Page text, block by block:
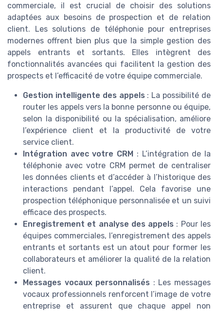
commerciale, il est crucial de choisir des solutions
adaptées aux besoins de prospection et de relation
client. Les solutions de téléphonie pour entreprises
modernes offrent bien plus que la simple gestion des
appels entrants et sortants. Elles intègrent des
fonctionnalités avancées qui facilitent la gestion des
prospects et l’efficacité de votre équipe commerciale.
Gestion intelligente des appels : La possibilité de
router les appels vers la bonne personne ou équipe,
selon la disponibilité ou la spécialisation, améliore
l’expérience client et la productivité de votre
service client.
Intégration avec votre CRM : L’intégration de la
téléphonie avec votre CRM permet de centraliser
les données clients et d’accéder à l’historique des
interactions pendant l’appel. Cela favorise une
prospection téléphonique personnalisée et un suivi
efficace des prospects.
Enregistrement et analyse des appels : Pour les
équipes commerciales, l’enregistrement des appels
entrants et sortants est un atout pour former les
collaborateurs et améliorer la qualité de la relation
client.
Messages vocaux personnalisés : Les messages
vocaux professionnels renforcent l’image de votre
entreprise et assurent que chaque appel non